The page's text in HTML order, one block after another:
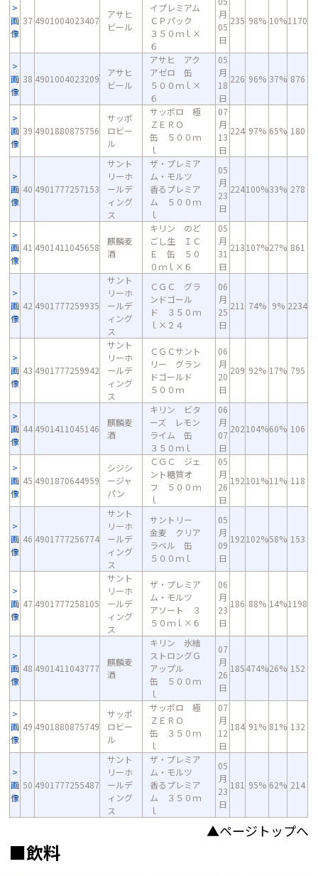
画
像
37 4901004023407
アサヒ
ビール
イプレミアム
ＣＰパック
３５０ｍｌ×
６
月
05
日
235 98% 10%1170
画
像
38 4901004023209
アサヒ
ビール
アサヒ アク
アゼロ 缶
５００ｍｌ×
６
05
月
18
日
226 96% 37% 876
画
像
39 4901880875756
サッポ
ロビー
ル
サッポロ 極
ＺＥＲＯ
缶 ５００ｍ
ｌ
07
月
13
日
224 97% 65% 180
画
像
40 4901777257153
サント
リーホ
ールデ
ィング
ス
ザ・プレミア
ム・モルツ
香るプレミア
ム ５００ｍ
ｌ
05
月
23
日
224100%33% 278
画
像
41 4901411045658
麒麟麦
酒
キリン のど
ごし生 ＩＣ
Ｅ 缶 ５０
０ｍｌ×６
05
月
31
日
213107%27% 861
画
像
42 4901777259935
サント
リーホ
ールデ
ィング
ス
ＣＧＣ グラ
ンドゴール
ド ３５０ｍ
ｌ×２４
06
月
25
日
211 74% 9% 2234
画
像
43 4901777259942
サント
リーホ
ールデ
ィング
ス
ＣＧＣサント
リー グラン
ドゴールド
５００ｍ
06
月
20
日
209 92% 17% 795
画
像
44 4901411045146
麒麟麦
酒
キリン ビタ
ーズ レモン
ライム 缶
３５０ｍｌ
06
月
07
日
202104%60% 106
画
像
45 4901870644959
シジシ
ージャ
パン
ＣＧＣ ジェ
ント糖質オ
フ ５００ｍ
ｌ
05
月
26
日
192101%11% 118
画
像
46 4901777256774
サント
リーホ
ールデ
ィング
ス
サントリー
金麦 クリア
ラベル 缶
５００ｍｌ
05
月
09
日
192102%58% 153
画
像
47 4901777258105
サント
リーホ
ールデ
ィング
ス
ザ・プレミア
ム・モルツ
アソート ３
５０ｍｌ×６
06
月
23
日
186 88% 14%1198
画
像
48 4901411043777
麒麟麦
酒
キリン 氷結
ストロングＧ
アップル
缶 ５００ｍ
ｌ
07
月
26
日
185474%26% 152
画
像
49 4901880875749
サッポ
ロビー
ル
サッポロ 極
ＺＥＲＯ
缶 ３５０ｍ
ｌ
07
月
12
日
184 91% 81% 132
画
像
50 4901777255487
サント
リーホ
ールデ
ィング
ス
ザ・プレミア
ム・モルツ
香るプレミア
ム ３５０ｍ
ｌ
05
月
23
日
181 95% 62% 214
▲ページトップへ
■飲料